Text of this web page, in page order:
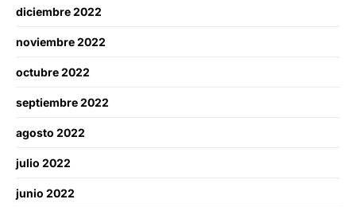
diciembre 2022
noviembre 2022
octubre 2022
septiembre 2022
agosto 2022
julio 2022
junio 2022